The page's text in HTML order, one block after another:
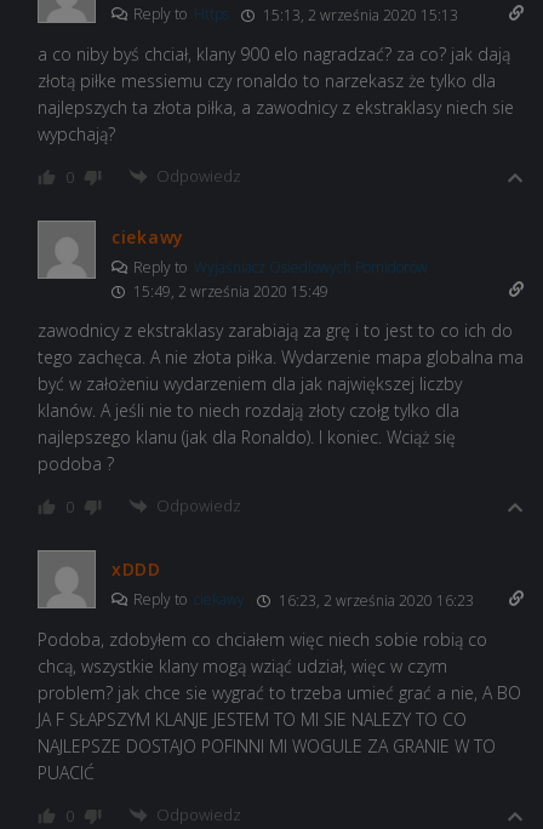
Reply to Https 15:13, 2 września 2020 15:13
a co niby byś chciał, klany 900 elo nagradzać? za co? jak dają
złotą piłke messiemu czy ronaldo to narzekasz że tylko dla
najlepszych ta złota piłka, a zawodnicy z ekstraklasy niech sie
wypchają?
0 Odpowiedz
ciekawy
Reply to Wyjaśniacz Osiedlowych Pomidorów
15:49, 2 września 2020 15:49
zawodnicy z ekstraklasy zarabiają za grę i to jest to co ich do
tego zachęca. A nie złota piłka. Wydarzenie mapa globalna ma
być w założeniu wydarzeniem dla jak największej liczby
klanów. A jeśli nie to niech rozdają złoty czołg tylko dla
najlepszego klanu (jak dla Ronaldo). I koniec. Wciąż się
podoba ?
0 Odpowiedz
xDDD
Reply to ciekawy 16:23, 2 września 2020 16:23
Podoba, zdobyłem co chciałem więc niech sobie robią co
chcą, wszystkie klany mogą wziąć udział, więc w czym
problem? jak chce sie wygrać to trzeba umieć grać a nie, A BO
JA F SŁAPSZYM KLANJE JESTEM TO MI SIE NALEZY TO CO
NAJLEPSZE DOSTAJO POFINNI MI WOGULE ZA GRANIE W TO
PUACIĆ
0 Odpowiedz